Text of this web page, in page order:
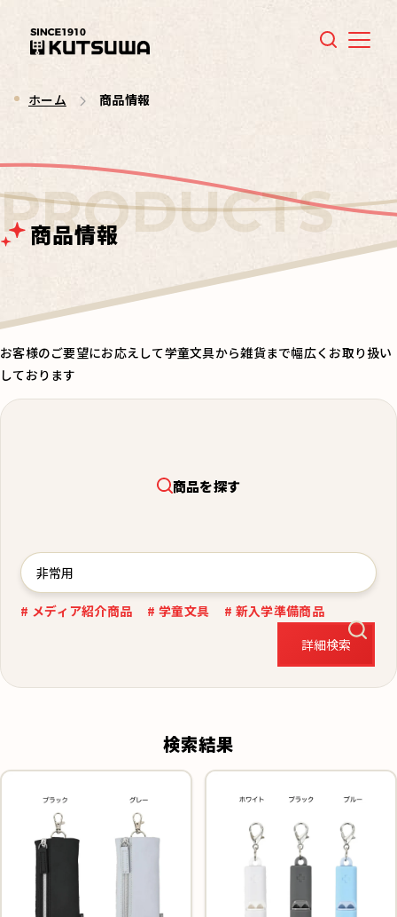
Menu
ホーム 商品情報
商品情報
お客様のご要望にお応えして学童文具から雑貨まで幅広くお取り扱い
しております
商品を探す
詳細検索
# メディア紹介商品 # 学童文具 # 新入学準備商品
検索結果